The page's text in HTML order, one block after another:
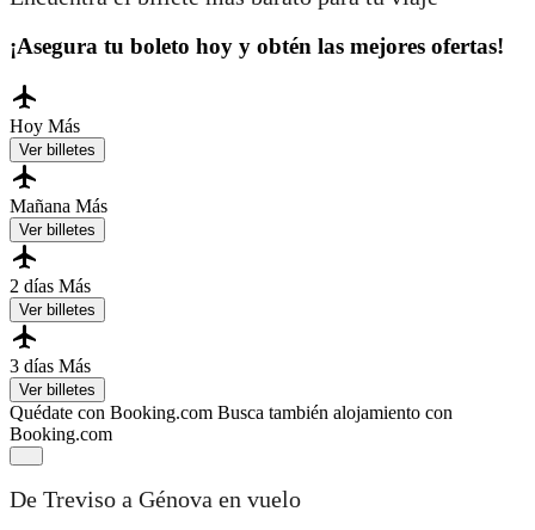
¡Asegura tu boleto hoy y obtén las mejores ofertas!
Hoy Más
Ver billetes
Mañana Más
Ver billetes
2 días Más
Ver billetes
3 días Más
Ver billetes
Quédate con Booking.com Busca también alojamiento con
Booking.com
De Treviso a Génova en vuelo